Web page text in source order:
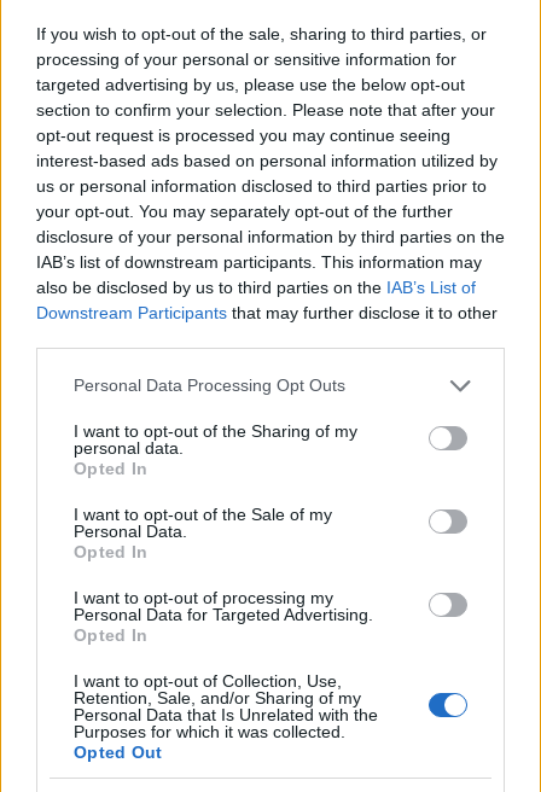
If you wish to opt-out of the sale, sharing to third parties, or
processing of your personal or sensitive information for
targeted advertising by us, please use the below opt-out
section to confirm your selection. Please note that after your
opt-out request is processed you may continue seeing
interest-based ads based on personal information utilized by
us or personal information disclosed to third parties prior to
your opt-out. You may separately opt-out of the further
disclosure of your personal information by third parties on the
IAB’s list of downstream participants. This information may
also be disclosed by us to third parties on the IAB’s List of
Downstream Participants that may further disclose it to other
Please note that this website/app uses one or more Google
not limited to your visit or usage behaviour. You may click to
grant or deny consent to Google and its third-party tags to
use your data for below specified purposes in below Google
consent section.
Personal Data Processing Opt Outs
I want to opt-out of the Sharing of my
personal data.
Opted In
I want to opt-out of the Sale of my
Personal Data.
Opted In
I want to opt-out of processing my
Personal Data for Targeted Advertising.
Opted In
I want to opt-out of Collection, Use,
Retention, Sale, and/or Sharing of my
Personal Data that Is Unrelated with the
Purposes for which it was collected.
Opted Out
Continua a leggere
BELLEZZA